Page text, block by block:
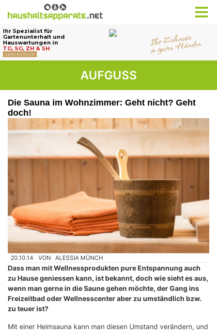
AUFGUSS
Die Sauna im Wohnzimmer: Geht nicht? Geht
doch!
20.10.14 VON ALESSIA MÜNCH
Dass man mit Wellnessprodukten pure Entspannung auch
zu Hause geniessen kann, ist bekannt, doch wie sieht es aus,
wenn man gerne in die Saune gehen möchte, der Gang ins
Freizeitbad oder Wellnesscenter aber zu umständlich bzw.
zu teuer ist?
Mit einer Heimsauna kann man diesen Umstand verändern, und